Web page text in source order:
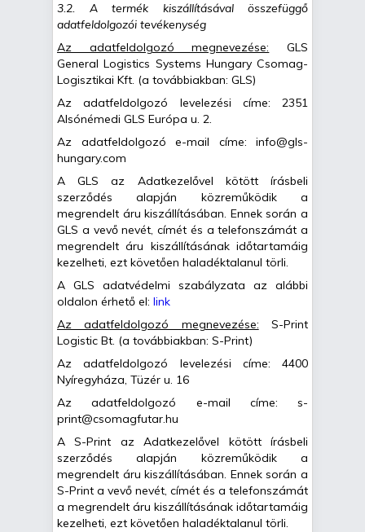
3.2. A termék kiszállításával összefüggő
adatfeldolgozói tevékenység
Az adatfeldolgozó megnevezése: GLS
General Logistics Systems Hungary Csomag-
Logisztikai Kft. (a továbbiakban: GLS)
Az adatfeldolgozó levelezési címe: 2351
Alsónémedi GLS Európa u. 2.
Az adatfeldolgozó e-mail címe: info@gls-
hungary.com
A GLS az Adatkezelővel kötött írásbeli
szerződés alapján közreműködik a
megrendelt áru kiszállításában. Ennek során a
GLS a vevő nevét, címét és a telefonszámát a
megrendelt áru kiszállításának időtartamáig
kezelheti, ezt követően haladéktalanul törli.
A GLS adatvédelmi szabályzata az alábbi
oldalon érhető el: link
Az adatfeldolgozó megnevezése: S-Print
Logistic Bt. (a továbbiakban: S-Print)
Az adatfeldolgozó levelezési címe: 4400
Nyíregyháza, Tüzér u. 16
Az adatfeldolgozó e-mail címe: s-
print@csomagfutar.hu
A S-Print az Adatkezelővel kötött írásbeli
szerződés alapján közreműködik a
megrendelt áru kiszállításában. Ennek során a
S-Print a vevő nevét, címét és a telefonszámát
a megrendelt áru kiszállításának időtartamáig
kezelheti, ezt követően haladéktalanul törli.